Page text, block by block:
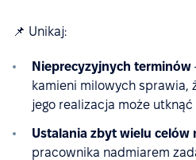
📌 Unikaj:
Nieprecyzyjnych terminów
kamieni milowych sprawia,
jego realizacja może
Ustalania zbyt wielu celów
pracownika nadmiarem